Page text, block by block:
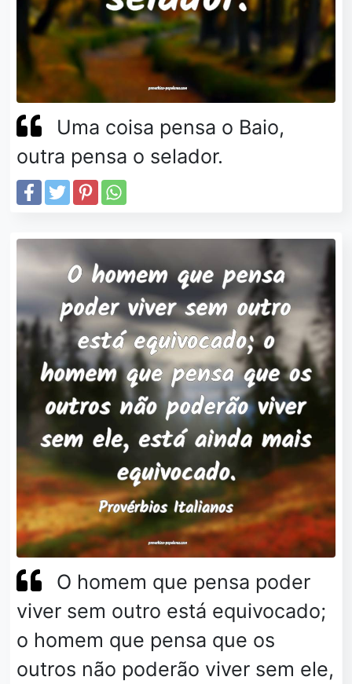
Uma coisa pensa o Baio,
outra pensa o selador.
O homem que pensa poder
viver sem outro está equivocado;
o homem que pensa que os
outros não poderão viver sem ele,